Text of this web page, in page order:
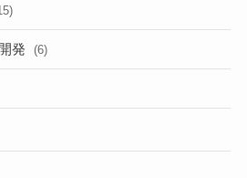
発 (6)